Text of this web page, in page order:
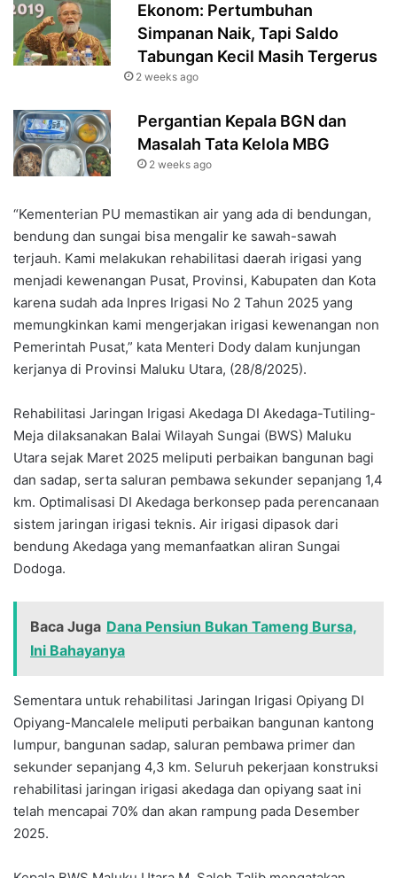
Ekonom: Pertumbuhan
Simpanan Naik, Tapi Saldo
Tabungan Kecil Masih Tergerus
2 weeks ago
Pergantian Kepala BGN dan
Masalah Tata Kelola MBG
2 weeks ago
“Kementerian PU memastikan air yang ada di bendungan,
bendung dan sungai bisa mengalir ke sawah-sawah
terjauh. Kami melakukan rehabilitasi daerah irigasi yang
menjadi kewenangan Pusat, Provinsi, Kabupaten dan Kota
karena sudah ada Inpres Irigasi No 2 Tahun 2025 yang
memungkinkan kami mengerjakan irigasi kewenangan non
Pemerintah Pusat,” kata Menteri Dody dalam kunjungan
kerjanya di Provinsi Maluku Utara, (28/8/2025).
Rehabilitasi Jaringan Irigasi Akedaga DI Akedaga-Tutiling-
Meja dilaksanakan Balai Wilayah Sungai (BWS) Maluku
Utara sejak Maret 2025 meliputi perbaikan bangunan bagi
dan sadap, serta saluran pembawa sekunder sepanjang 1,4
km. Optimalisasi DI Akedaga berkonsep pada perencanaan
sistem jaringan irigasi teknis. Air irigasi dipasok dari
bendung Akedaga yang memanfaatkan aliran Sungai
Dodoga.
Baca Juga Dana Pensiun Bukan Tameng Bursa,
Ini Bahayanya
Sementara untuk rehabilitasi Jaringan Irigasi Opiyang DI
Opiyang-Mancalele meliputi perbaikan bangunan kantong
lumpur, bangunan sadap, saluran pembawa primer dan
sekunder sepanjang 4,3 km. Seluruh pekerjaan konstruksi
rehabilitasi jaringan irigasi akedaga dan opiyang saat ini
telah mencapai 70% dan akan rampung pada Desember
2025.